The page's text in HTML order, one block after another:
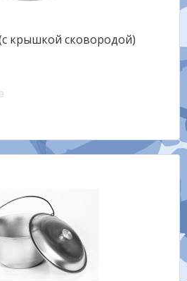
крышкой сковородой)